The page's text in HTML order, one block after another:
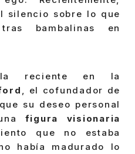
silencio sobre lo que
bambalinas en
reciente en la
, el cofundador de
su deseo personal
figura visionaria
que no estaba
había madurado lo